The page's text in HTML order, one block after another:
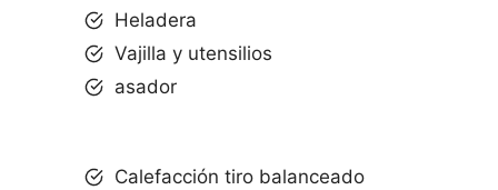
Heladera
Vajilla y utensilios
asador
Calefacción tiro balanceado